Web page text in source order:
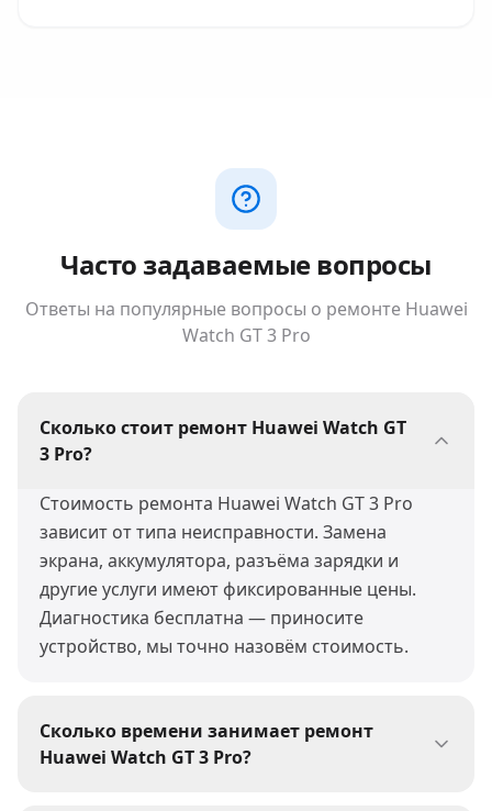
Часто задаваемые вопросы
Ответы на популярные вопросы о ремонте Huawei
Watch GT 3 Pro
Сколько стоит ремонт Huawei Watch GT
3 Pro?
Стоимость ремонта Huawei Watch GT 3 Pro
зависит от типа неисправности. Замена
экрана, аккумулятора, разъёма зарядки и
другие услуги имеют фиксированные цены.
Диагностика бесплатна — приносите
устройство, мы точно назовём стоимость.
Сколько времени занимает ремонт
Huawei Watch GT 3 Pro?